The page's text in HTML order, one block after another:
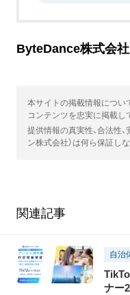
ByteDance株式会
本サイトの掲載情報につい
コンテンツを忠実に掲載し
提供情報の真実性、合法性、
ン株式会社）は何ら保証し
関連記事
自治
ナー